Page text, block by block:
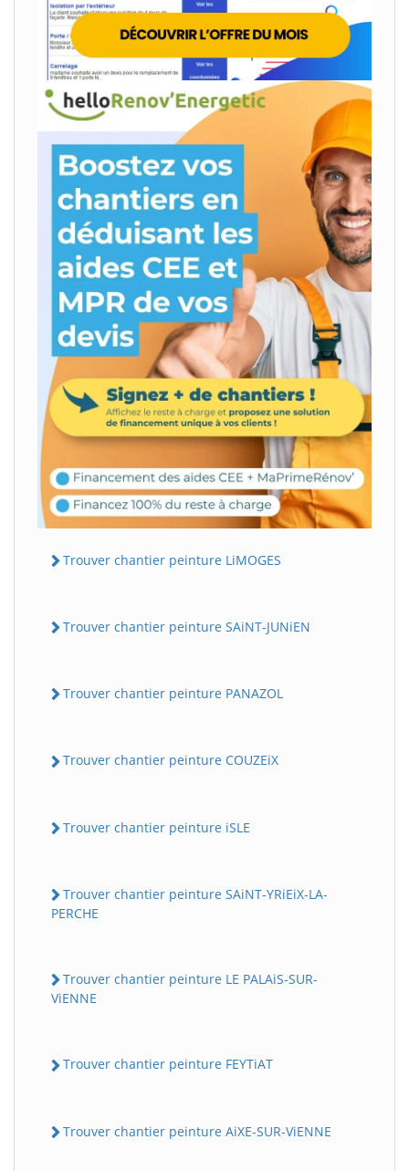
Trouver chantier peinture LiMOGES
Trouver chantier peinture SAiNT-JUNiEN
Trouver chantier peinture PANAZOL
Trouver chantier peinture COUZEiX
Trouver chantier peinture iSLE
Trouver chantier peinture SAiNT-YRiEiX-LA-
PERCHE
Trouver chantier peinture LE PALAiS-SUR-
ViENNE
Trouver chantier peinture FEYTiAT
Trouver chantier peinture AiXE-SUR-ViENNE